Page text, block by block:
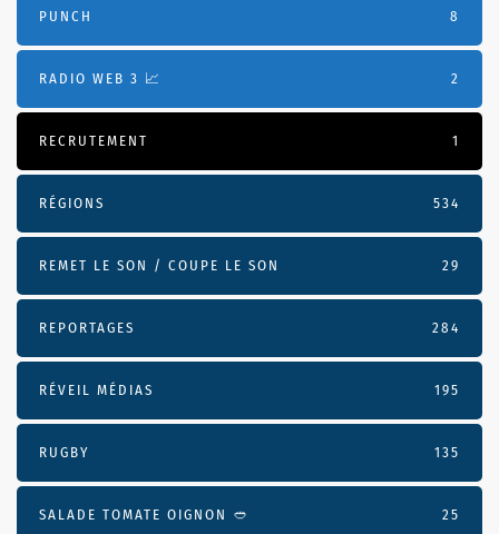
PUNCH 8
RADIO WEB 3 📈 2
RECRUTEMENT 1
RÉGIONS 534
REMET LE SON / COUPE LE SON 29
REPORTAGES 284
RÉVEIL MÉDIAS 195
RUGBY 135
SALADE TOMATE OIGNON 🥙 25